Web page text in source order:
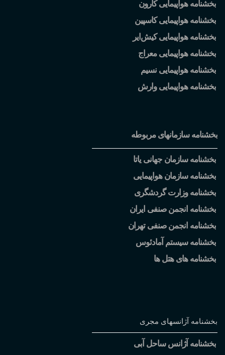
بخشنامه هواپیمایی کارون
بخشنامه هواپیمایی کاسپین
بخشنامه هواپیمایی کیش ایر
بخشنامه هواپیمایی معراج
بخشنامه هواپیمایی نسیم
بخشنامه هواپیمایی وارش
بخشنامه سازمانهای مربوطه
بخشنامه سازمان جهانی یاتا
بخشنامه سازمان هواپیمایی
بخشنامه وزارت گردشگری
بخشنامه انجمن صنفی ایران
بخشنامه انجمن صنفی تهران
بخشنامه سیستم آمادئوس
بخشنامه های هتل ها
بخشنامه آژانسهای مجری
بخشنامه آژانس ساحل آبی